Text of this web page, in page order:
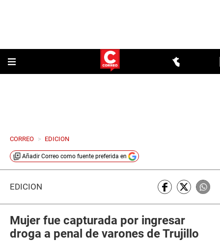
CORREO > EDICION
Añadir Correo como fuente preferida en
EDICIÓN
Mujer fue capturada por ingresar
droga a penal de varones de Trujillo